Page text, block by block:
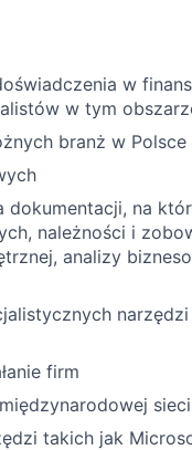
w
w tym
branż w Polsce
na
należności i
analizy
firm
takich jak